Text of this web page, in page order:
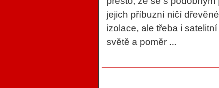
jejich příbuzní ničí
izolace, ale třeba i
světě a poměr ...